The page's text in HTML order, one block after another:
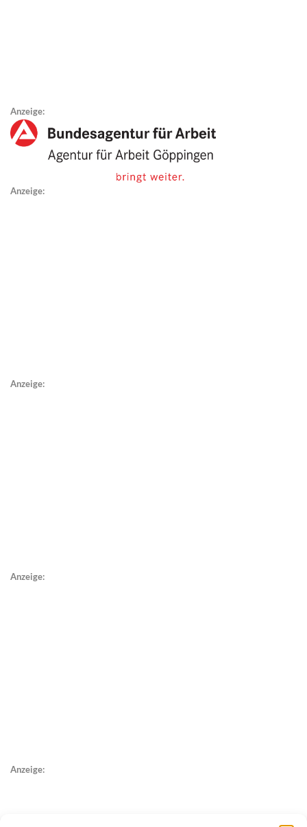
Anzeige:
Anzeige:
Anzeige:
Anzeige:
Anzeige: